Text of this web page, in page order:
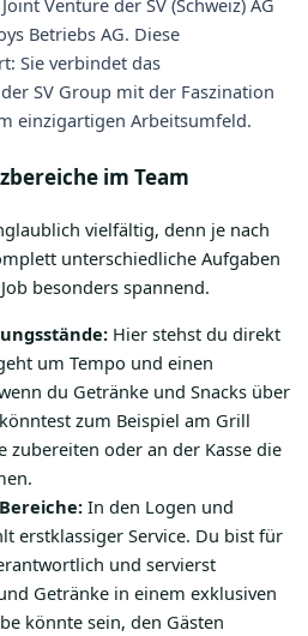
Venture der SV (Schweiz) AG
Betriebs AG. Diese
Sie verbindet das
SV Group mit der Faszination
einzigartigen Arbeitsumfeld.
im Team
vielfältig, denn je nach
unterschiedliche Aufgaben
besonders spannend.
Hier stehst du direkt
um Tempo und einen
du Getränke und Snacks über
zum Beispiel am Grill
zubereiten oder an der Kasse die
In den Logen und
erstklassiger Service. Du bist für
und servierst
Getränke in einem exklusiven
könnte sein, den Gästen